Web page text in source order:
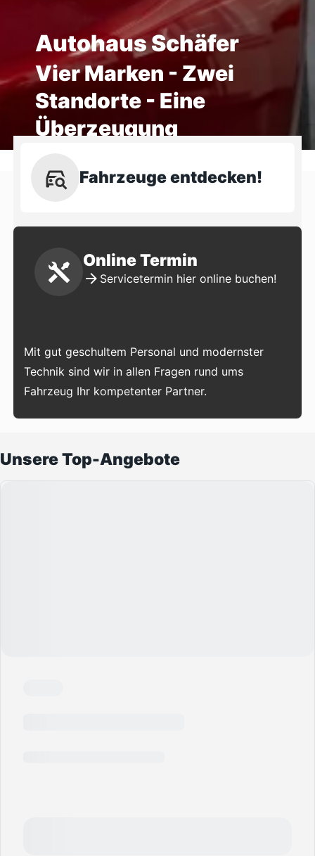
Autohaus Schäfer
Vier Marken - Zwei
Standorte - Eine
Überzeugung
Fahrzeuge entdecken!
Online Termin
Servicetermin hier online buchen!
Mit gut geschultem Personal und modernster
Technik sind wir in allen Fragen rund ums
Fahrzeug Ihr kompetenter Partner.
Unsere Top-Angebote